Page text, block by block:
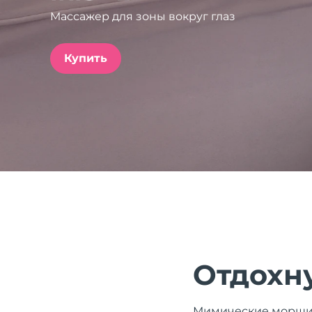
Массажер для зоны вокруг глаз
Купить
issa™ Teeth Whitening Set
ПОДАРКИ И НАБОРЫ